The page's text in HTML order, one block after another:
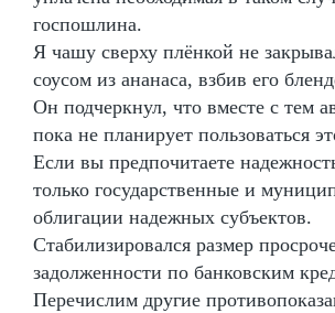
госпошлина.
Я чашу сверху плёнкой не
соусом из ананаса, взбив его
Он подчеркнул, что вместе с тем
пока не планирует пользоваться
Если вы предпочитаете
только государственные и
облигации надежных субъектов.
Стабилизировался размер
задолженности по банковским
Перечислим другие